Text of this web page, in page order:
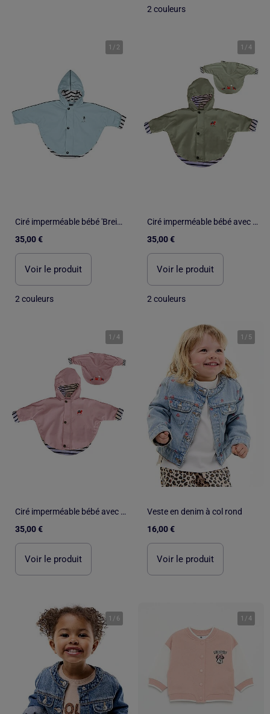
2 couleurs
1 / 2
Ciré imperméable bébé 'Breizh Ocean' avec Capuche, Poncho Intérieur rayé
35,00 €
Voir le produit
2 couleurs
1 /4
Ciré imperméable bébé avec Capuche 'Breizh Ocean', Poncho Intérieur rayé avec Broderie
35,00 €
Voir le produit
2 couleurs
1 /4
Ciré imperméable bébé avec Capuche 'Breizh Ocean', Poncho Intérieur rayé avec Broderie
35,00 €
Voir le produit
1 / 5
Veste en denim à col rond
16,00 €
Voir le produit
1 / 6 1 /4